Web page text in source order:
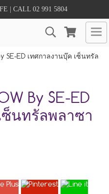
| CALL 02 991 5804
SE-ED เทศกาลงานบุ๊ค เซ็นทรัล
By SE-ED
ซ็นทรัลพลาซา